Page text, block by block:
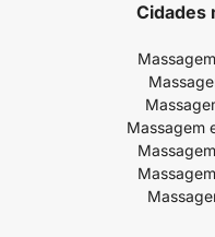
Cidades
Massagem